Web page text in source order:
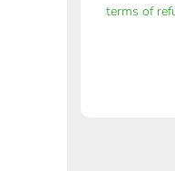
terms of